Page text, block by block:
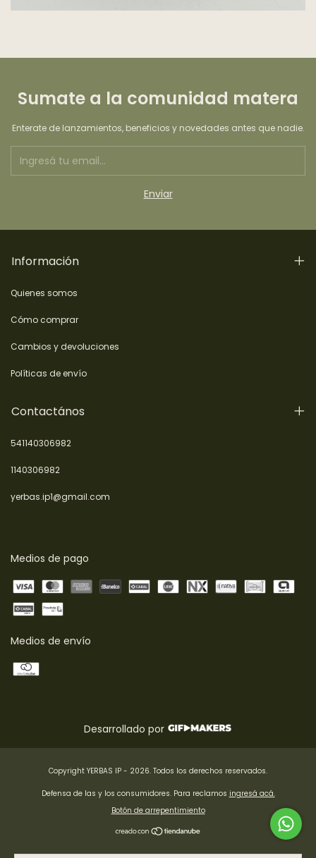
Sumate a la comunidad matera
Enterate de lanzamientos, beneficios y novedades antes que nadie.
Información
Quienes somos
Cómo comprar
Cambios y devoluciones
Políticas de envío
Contactános
541140306982
1140306982
yerbas.ip1@gmail.com
Medios de pago
Medios de envío
Desarrollado por
Copyright YERBAS IP - 2026. Todos los derechos reservados.
Defensa de las y los consumidores. Para reclamos ingresá acá.
Botón de arrepentimiento